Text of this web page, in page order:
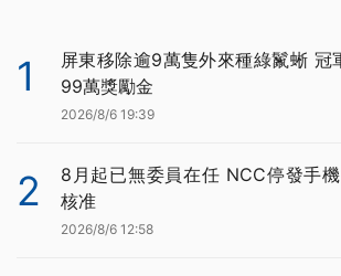
1
屏東移除逾9萬隻外來種綠鬣蜥 冠
99萬獎勵金
2026/8/6 19:39
2
8月起已無委員在任 NCC停發手
核准
2026/8/6 12:58